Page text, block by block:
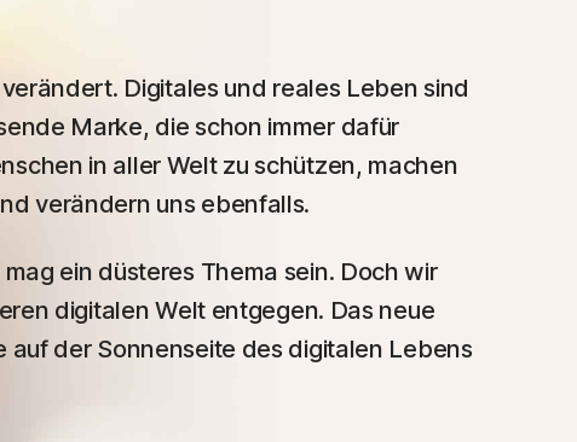
Digitales und reales Leben sind
Marke, die schon immer dafür
in aller Welt zu schützen, machen
verändern uns ebenfalls.
ein düsteres Thema sein. Doch wir
digitalen Welt entgegen. Das neue
auf der Sonnenseite des digitalen Lebens